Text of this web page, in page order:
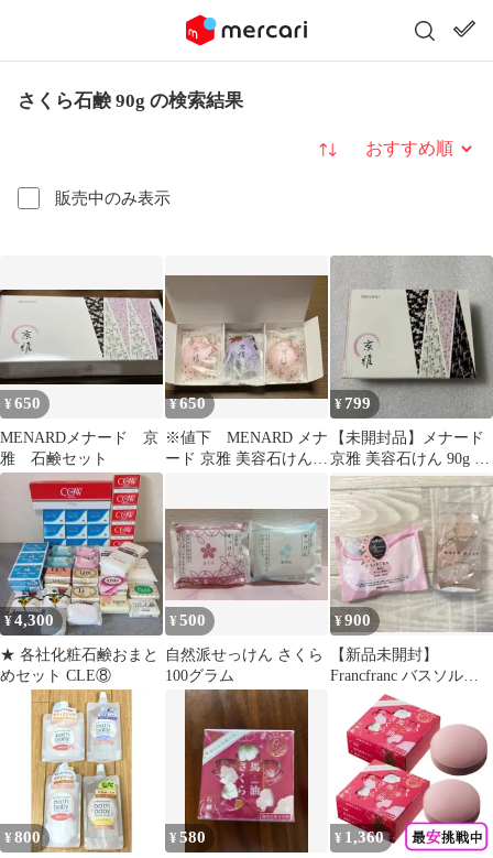
さくら石鹸 90g の検索結果
販売中のみ表示
並び替え
¥650
MENARDメナード 京
雅 石鹸セット
¥650
※値下 MENARD メナ
ード 京雅 美容石けん 3
¥ 799
【未開封品】メナード
京雅 美容石けん 90g 2
個セット 京桜 京藤
¥4,300
★ 各社化粧石鹸おまと
めセット CLE⑧
¥500
自然派せっけん さくら
100グラム
¥900
【新品未開封】
Francfranc バスソルト
90g おまけ付き
¥ 800 ¥580 ¥ 1,360